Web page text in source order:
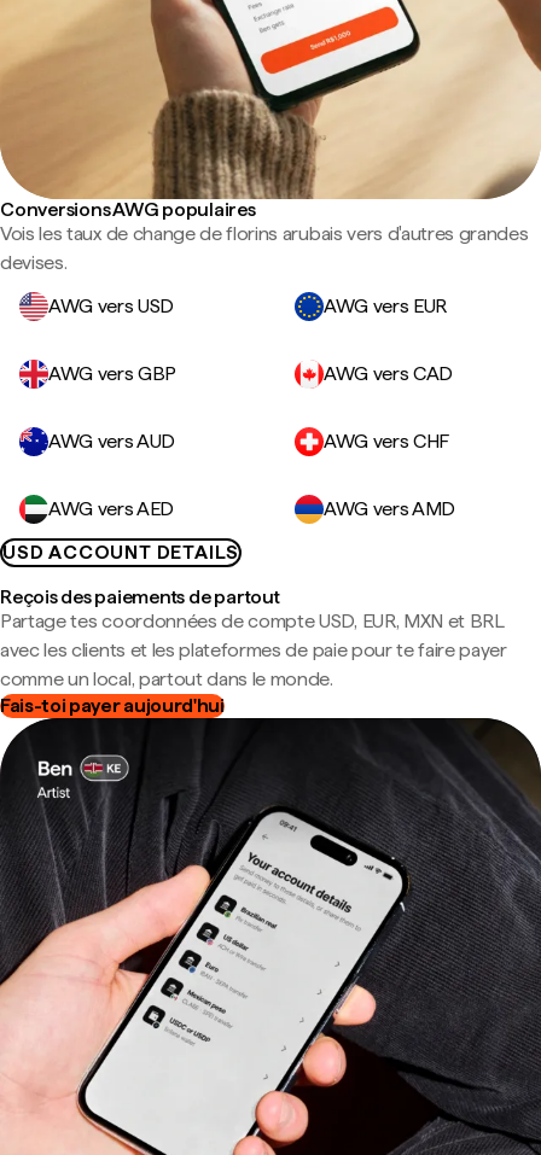
Conversions AWG populaires
Vois les taux de change de florins arubais vers d'autres grandes
devises.
AWG vers USD
AWG vers EUR
AWG vers GBP AWG vers CAD
AWG vers AUD AWG vers CHF
AWG vers AED
AWG vers AMD
USD ACCOUNT DETAILS
Reçois des paiements de partout
Partage tes coordonnées de compte USD, EUR, MXN et BRL
avec les clients et les plateformes de paie pour te faire payer
comme un local, partout dans le monde.
Fais-toi payer aujourd'hui